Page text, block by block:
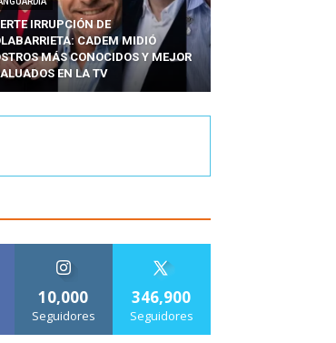
IRRUPCIÓN DE
CADEM MIDIÓ
MÁS CONOCIDOS Y MEJOR
EN LA TV
10,000
Seguidores
346,900
Seguidores